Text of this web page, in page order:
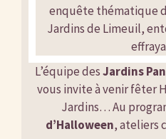
L’équipe desJardins
vous invite à venir fêter
Jardins… Au
d’Halloween, ateliers